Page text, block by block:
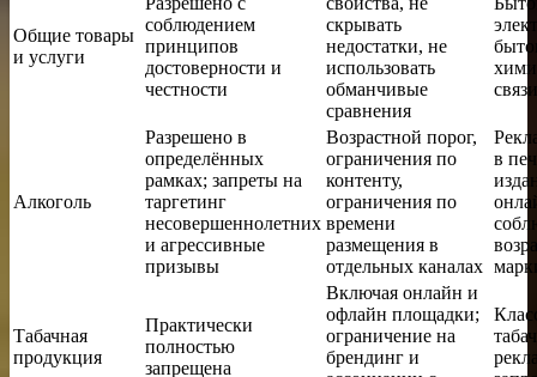
Общие товары
и услуги
соблюдением
принципов
достоверности и
честности
скрывать
недостатки, не
использовать
обманчивые
сравнения
связи
Алкоголь
Разрешено в
определённых
рамках; запреты на
таргетинг
несовершеннолетних
и агрессивные
призывы
Возрастной порог,
ограничения по
контенту,
ограничения по
времени
размещения в
отдельных каналах
в
Табачная
продукция
Практически
полностью
запрещена
Включая онлайн и
офлайн площадки;
ограничение на
брендинг и